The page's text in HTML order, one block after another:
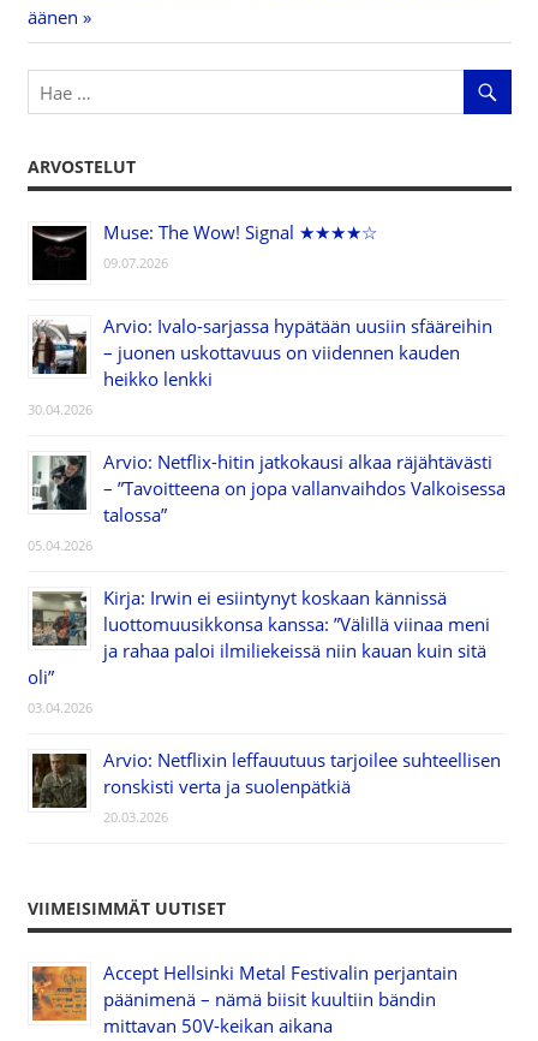
Post:
äänen
ARVOSTELUT
Muse: The Wow! Signal ★★★★☆
09.07.2026
Arvio: Ivalo-sarjassa hypätään uusiin sfääreihin
– juonen uskottavuus on viidennen kauden
heikko lenkki
30.04.2026
Arvio: Netflix-hitin jatkokausi alkaa räjähtävästi
– ”Tavoitteena on jopa vallanvaihdos Valkoisessa
talossa”
05.04.2026
Kirja: Irwin ei esiintynyt koskaan kännissä
luottomuusikkonsa kanssa: ”Välillä viinaa meni
ja rahaa paloi ilmiliekeissä niin kauan kuin sitä
oli”
03.04.2026
Arvio: Netflixin leffauutuus tarjoilee suhteellisen
ronskisti verta ja suolenpätkiä
20.03.2026
VIIMEISIMMÄT UUTISET
Accept Hellsinki Metal Festivalin perjantain
päänimenä – nämä biisit kuultiin bändin
mittavan 50V-keikan aikana